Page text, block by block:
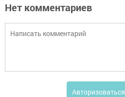
Нет комментариев
Авторизоваться